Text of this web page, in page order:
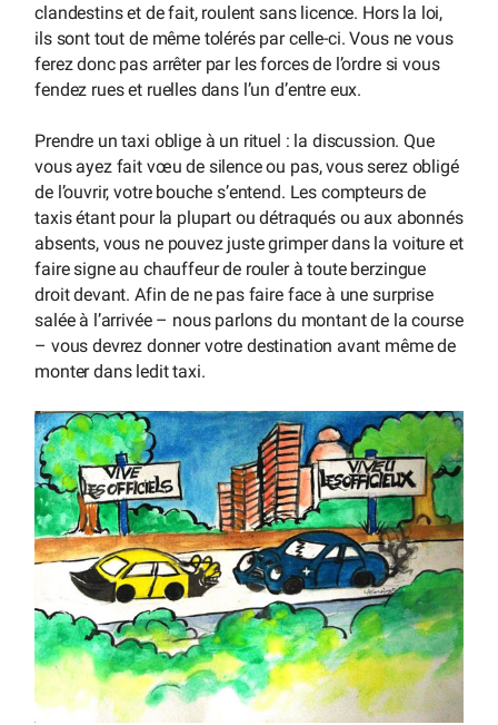
clandestins et de fait, roulent sans licence. Hors la loi,
ils sont tout de même tolérés par celle-ci. Vous ne vous
ferez donc pas arrêter par les forces de l’ordre si vous
fendez rues et ruelles dans l’un d’entre eux.
Prendre un taxi oblige à un rituel : la discussion. Que
vous ayez fait vœu de silence ou pas, vous serez obligé
de l’ouvrir, votre bouche s’entend. Les compteurs de
taxis étant pour la plupart ou détraqués ou aux abonnés
absents, vous ne pouvez juste grimper dans la voiture et
faire signe au chauffeur de rouler à toute berzingue
droit devant. Afin de ne pas faire face à une surprise
salée à l’arrivée – nous parlons du montant de la course
– vous devrez donner votre destination avant même de
monter dans ledit taxi.